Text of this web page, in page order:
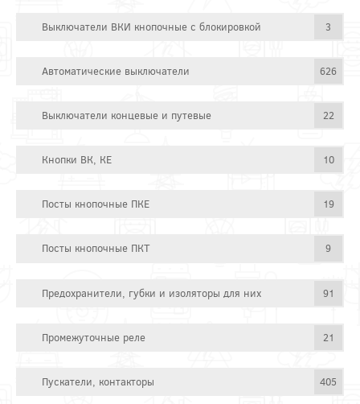
Выключатели ВКИ кнопочные с блокировкой 3
Автоматические выключатели 626
Выключатели концевые и путевые 22
Кнопки ВК, КЕ 10
Посты кнопочные ПКЕ 19
Посты кнопочные ПКТ 9
Предохранители, губки и изоляторы для них 91
Промежуточные реле 21
Пускатели, контакторы 405